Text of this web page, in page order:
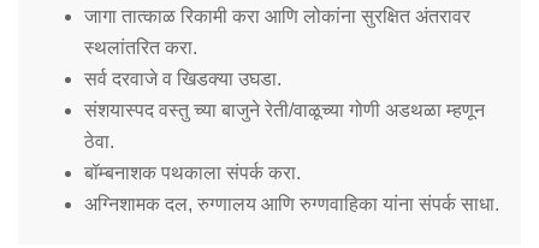
जागा तात्काळ रिकामी करा आणि लोकांना सुरक्षित अंतरावर
स्थलांतरित करा.
सर्व दरवाजे व खिडक्या उघडा.
संशयास्पद वस्तु च्या बाजुने रेती/वाळूच्या गोणी अडथळा म्हणून
ठेवा.
बॉम्बनाशक पथकाला संपर्क करा.
अग्निशामक दल, रुग्णालय आणि रुग्णवाहिका यांना संपर्क साधा.